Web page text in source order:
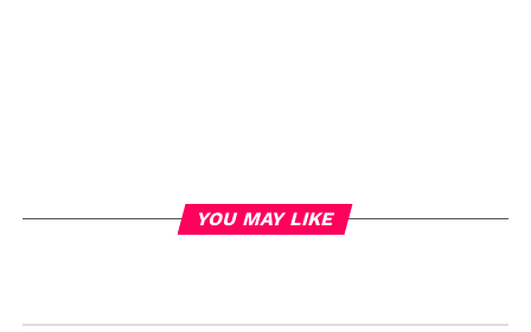
YOU MAY LIKE